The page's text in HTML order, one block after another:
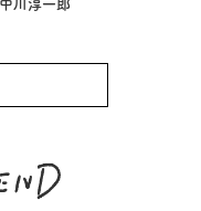
川淳一郎